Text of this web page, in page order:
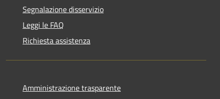
Segnalazione disservizio
Leggi le FAQ
Richiesta assistenza
Amministrazione trasparente